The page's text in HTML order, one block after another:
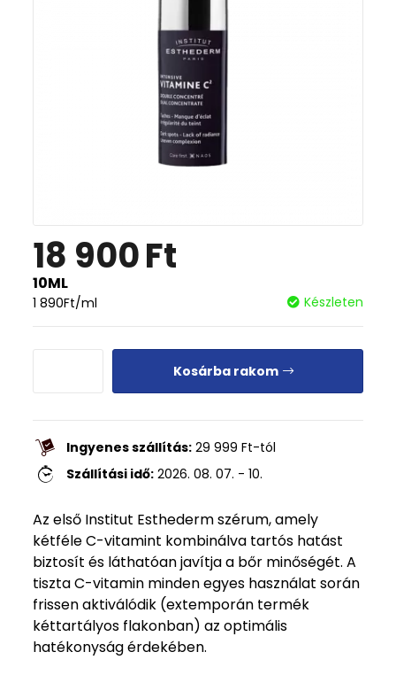
18 900Ft
10ML
1 890Ft/ml Készleten
Kosárba rakom
Ingyenes szállítás: 29 999 Ft-tól
Szállítási idő: 2026. 08. 07. - 10.
Az első Institut Esthederm szérum, amely
kétféle C-vitamint kombinálva tartós hatást
biztosít és láthatóan javítja a bőr minőségét. A
tiszta C-vitamin minden egyes használat során
frissen aktiválódik (extemporán termék
kéttartályos flakonban) az optimális
hatékonyság érdekében.